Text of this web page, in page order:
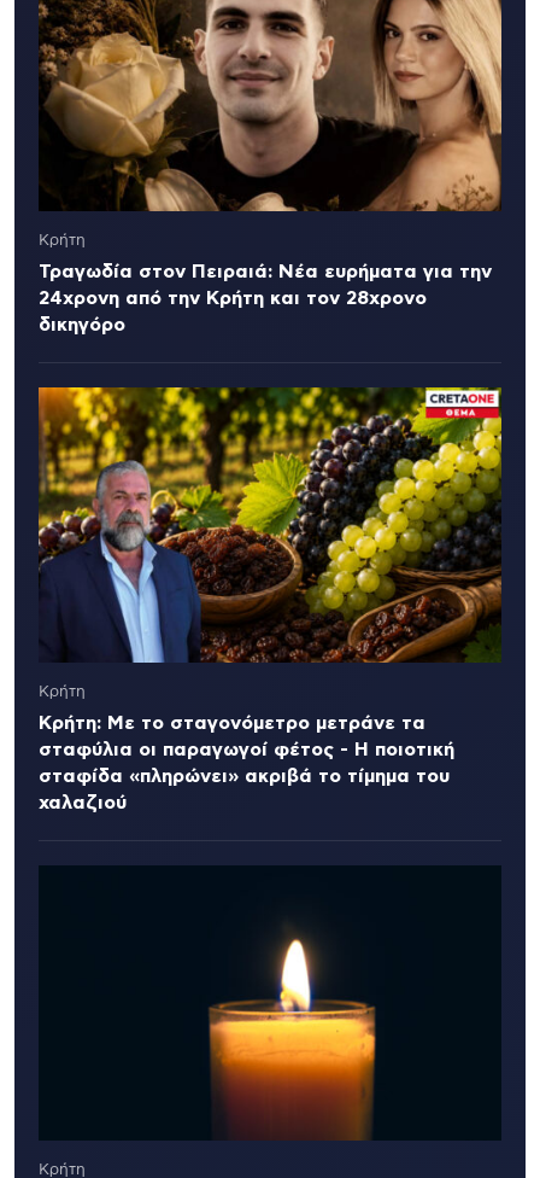
Κρήτη
Τραγωδία στον Πειραιά: Νέα ευρήματα για την
24χρονη από την Κρήτη και τον 28χρονο
δικηγόρο
Κρήτη
Κρήτη: Με το σταγονόμετρο μετράνε τα
σταφύλια οι παραγωγοί φέτος - Η ποιοτική
σταφίδα «πληρώνει» ακριβά το τίμημα του
χαλαζιού
Κρήτη